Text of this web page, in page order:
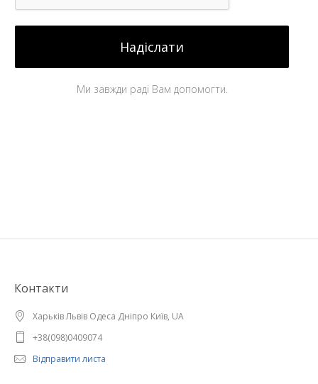
Надіслати
Ми завжди раді Вам допомогти.
Контакти
Харьків Львів Одеса Дніпро Київ, UA
+38(098)0409074
Відправити листа